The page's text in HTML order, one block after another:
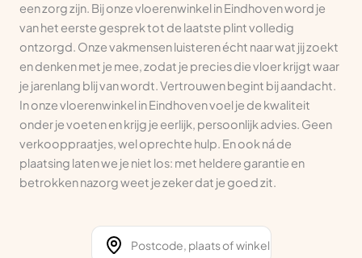
een zorg zijn. Bij onze vloerenwinkel in Eindhoven word je
van het eerste gesprek tot de laatste plint volledig
ontzorgd. Onze vakmensen luisteren écht naar wat jij zoekt
en denken met je mee, zodat je precies die vloer krijgt waar
je jarenlang blij van wordt. Vertrouwen begint bij aandacht.
In onze vloerenwinkel in Eindhoven voel je de kwaliteit
onder je voeten en krijg je eerlijk, persoonlijk advies. Geen
verkooppraatjes, wel oprechte hulp. En ook ná de
plaatsing laten we je niet los: met heldere garantie en
betrokken nazorg weet je zeker dat je goed zit.